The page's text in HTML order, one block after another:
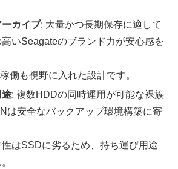
カイブ: 大量かつ長期保存に適して
いSeagateのブランド力が安心感を
働も視野に入れた設計です。
途: 複数HDDの同時運用が可能な裸族
は安全なバックアップ環境構築に寄
はSSDに劣るため、持ち運び用途